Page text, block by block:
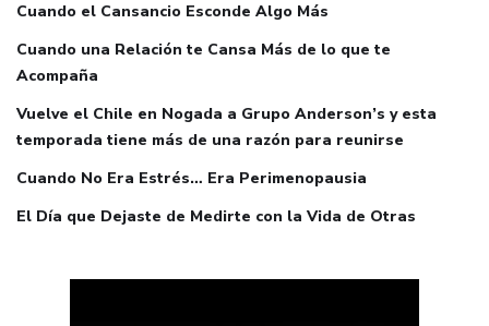
Cuando el Cansancio Esconde Algo Más
Cuando una Relación te Cansa Más de lo que te
Acompaña
Vuelve el Chile en Nogada a Grupo Anderson’s y esta
temporada tiene más de una razón para reunirse
Cuando No Era Estrés… Era Perimenopausia
El Día que Dejaste de Medirte con la Vida de Otras